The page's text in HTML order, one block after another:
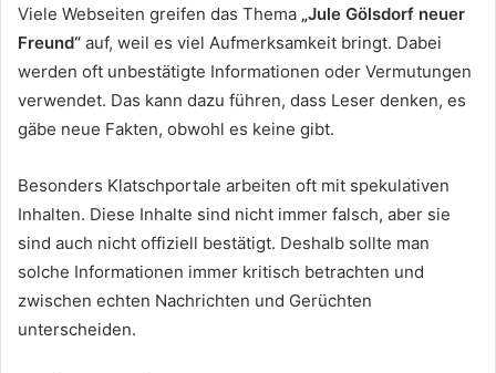
Viele Webseiten greifen das Thema „Jule Gölsdorf neuer
Freund“ auf, weil es viel Aufmerksamkeit bringt. Dabei
werden oft unbestätigte Informationen oder Vermutungen
verwendet. Das kann dazu führen, dass Leser denken, es
gäbe neue Fakten, obwohl es keine gibt.
Besonders Klatschportale arbeiten oft mit spekulativen
Inhalten. Diese Inhalte sind nicht immer falsch, aber sie
sind auch nicht offiziell bestätigt. Deshalb sollte man
solche Informationen immer kritisch betrachten und
zwischen echten Nachrichten und Gerüchten
unterscheiden.